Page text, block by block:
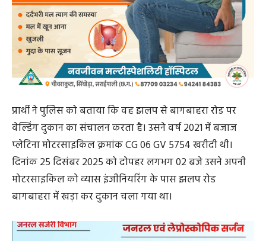
प्रार्थी ने पुलिस को बताया कि वह झलप से बागबाहरा रोड पर
वेल्डिंग दुकान का संचालन करता है। उसने वर्ष 2021 में बजाज
प्लेटिना मोटरसाइकिल क्रमांक CG 06 GV 5754 खरीदी थी।
दिनांक 25 दिसंबर 2025 को दोपहर लगभग 02 बजे उसने अपनी
मोटरसाइकिल को व्यास इंजीनियरिंग के पास झलप रोड
बागबाहरा में खड़ा कर दुकान चला गया था।